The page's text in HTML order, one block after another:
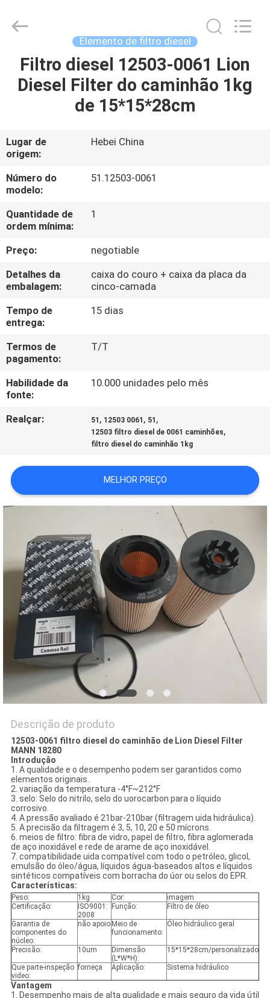
CASA
PRODUTOS
VÍDEOS
SOBRE
NÓS
DA
FÁBRICA
CONTROLE
DA
QUALIDADE
CONTACTE-
NOS
CASOS
MAPA
SITE
PRIVACY
POLICY
Developed
Elemento de filtro diesel
Filtro diesel 12503-0061 Lion
Diesel Filter do caminhão 1kg
de 15*15*28cm
Lugar de
origem:
Hebei China
Número do
modelo:
51.12503-0061
Quantidade de
ordem mínima:
1
Preço:
negotiable
Detalhes da
embalagem:
caixa do couro + caixa da placa da
cinco-camada
Tempo de
entrega:
15 dias
Termos de
pagamento:
T/T
Habilidade da
fonte:
10.000 unidades pelo mês
Realçar: 51 , 12503 0061 , 51 ,
12503 filtro diesel de 0061 caminhões,
filtro diesel do caminhão 1kg
MELHOR PREÇO
Descrição de produto
12503-0061 filtro diesel do caminhão de Lion Diesel Filter
MANN 18280
Introdução
1. A qualidade e o desempenho podem ser garantidos como
elementos originais.
2. variação da temperatura -4°F~212°F
3. selo: Selo do nitrilo, selo do uorocarbon para o líquido
corrosivo.
4. A pressão avaliado é 21bar-210bar (filtragem uida hidráulica).
5. A precisão da filtragem é 3, 5, 10, 20 e 50 mícrons.
6. meios de filtro: fibra de vidro, papel de filtro, fibra aglomerada
de aço inoxidável e rede de arame de aço inoxidável.
7. compatibilidade uida compatível com todo o petróleo, glicol,
emulsão do óleo/água, líquidos água-baseados altos e líquidos
sintéticos compatíveis com borracha do úor ou selos do EPR.
Características:
Peso: 1kg Cor:
imagem
Certificação:
ISO9001:
2008
Função: Filtro de óleo
Garantia de
componentes do
núcleo:
não apoio Meio de
funcionamento:
Óleo hidráulico geral
Precisão: 10um
Dimensão
(L*W*H):
15*15*28cm/personalizado
Que parte-inspeção
video:
forneça Aplicação: Sistema hidráulico
Vantagem
1. Desempenho mais de alta qualidade e mais seguro da vida útil